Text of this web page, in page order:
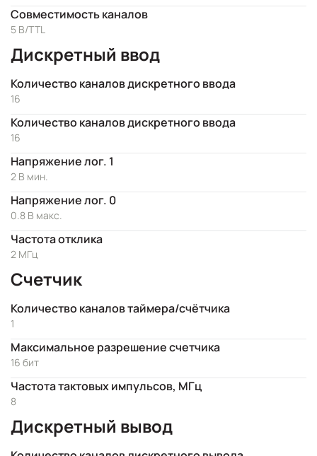
Совместимость каналов
5 В/TTL
Дискретный ввод
Количество каналов дискретного ввода
16
Количество каналов дискретного ввода
16
Напряжение лог. 1
2 В мин.
Напряжение лог. 0
0.8 В макс.
Частота отклика
2 МГц
Счетчик
Количество каналов таймера/счётчика
1
Максимальное разрешение счетчика
16 бит
Частота тактовых импульсов, МГц
8
Дискретный вывод